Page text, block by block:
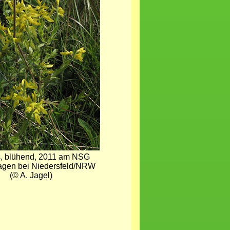
blühend, 2011 am NSG
bei Niedersfeld/NRW
(© A. Jagel)